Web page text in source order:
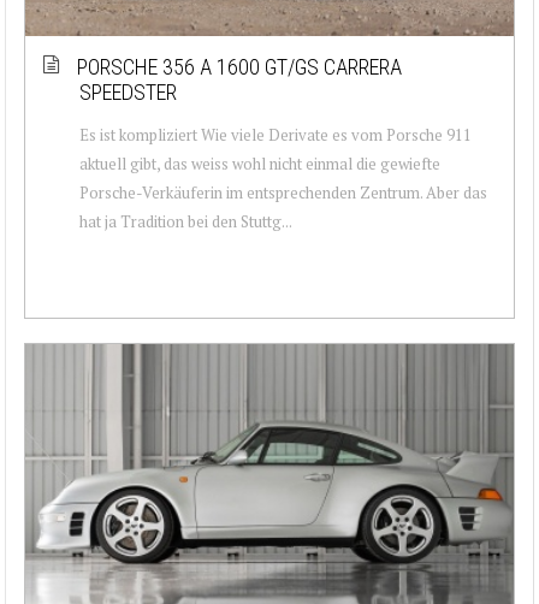
PORSCHE 356 A 1600 GT/GS CARRERA
SPEEDSTER
Es ist kompliziert Wie viele Derivate es vom Porsche 911
aktuell gibt, das weiss wohl nicht einmal die gewiefte
Porsche-Verkäuferin im entsprechenden Zentrum. Aber das
hat ja Tradition bei den Stuttg...